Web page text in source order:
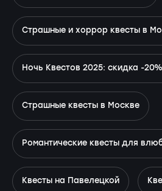
Страшные и хоррор квесты в
Ночь Квестов 2025: скидка -
Страшные квесты в Москве
Романтические квесты для
Квесты на Павелецкой